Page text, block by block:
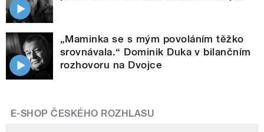
„Maminka se s mým povoláním těžko
srovnávala.“ Dominik Duka v bilančním
rozhovoru na Dvojce
E-SHOP ČESKÉHO ROZHLASU